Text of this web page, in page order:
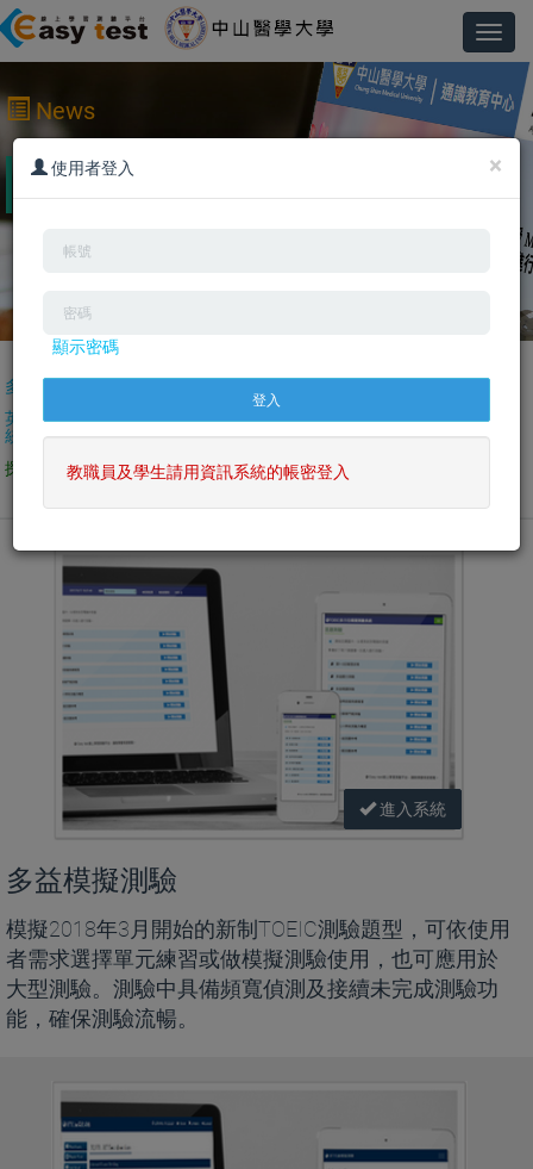
News
2019/7/4 Easy test線上學習測驗平台已經建置完成，
歡迎踴躍使用。
多益模擬測驗
英文口說測驗系
統(AI評分)
日語口說測驗系
統(AI評分)
英檢複試練習 影音互動課程
探索世界學英文 多益訓練課程 單字學習系統
進入系統
多益模擬測驗
模擬2018年3月開始的新制TOEIC測驗題型，可依使用
者需求選擇單元練習或做模擬測驗使用，也可應用於
大型測驗。測驗中具備頻寬偵測及接續未完成測驗功
能，確保測驗流暢。
×
使用者登入
顯示密碼
教職員及學生請用資訊系統的帳密登入